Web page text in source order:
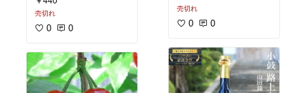
売切れ
0 0
売切れ
0 0